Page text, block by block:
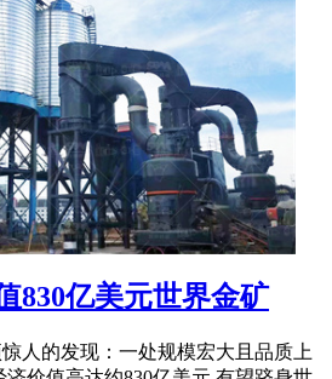
830亿美元世界金矿
人的发现：一处规模宏大且品质上